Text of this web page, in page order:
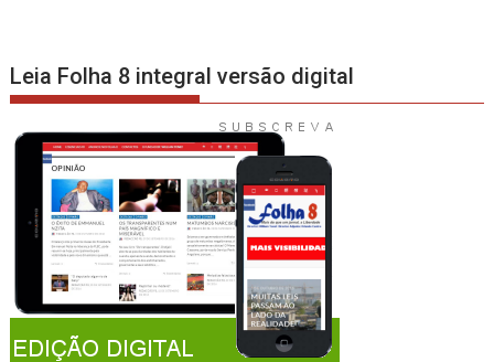
Leia Folha 8 integral versão digital